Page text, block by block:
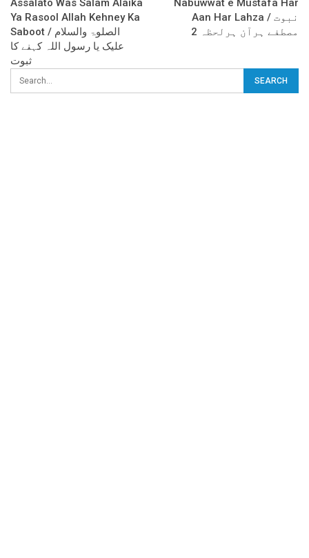
Assalato Was Salam Alaika
Ya Rasool Allah Kehney Ka
Saboot / الصلوۃ والسلام
علیک یا رسول اللہ کہنے کا
ثبوت
Nabuwwat e Mustafa Har
Aan Har Lahza / نبوت
مصطفے ہرآن ہرلحظہ 2